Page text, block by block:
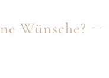
Wünsche?